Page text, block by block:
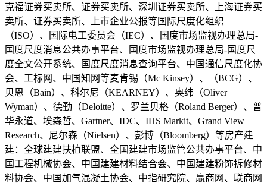
克福证券买卖所、证券买卖所、深圳证券买卖所、上海证券买
卖所、证券买卖所、上市企业公报等国际尺度化组织
（ISO）、国际电工委员会（IEC）、国度市场监视办理总局-
国度尺度消息公共办事平台、国度市场监视办理总局-国度尺
度全文公开系统、国度尺度消息查询平台、中国通信尺度化协
会、工标网、中国知网等麦肯锡（Mc Kinsey）、（BCG）、
贝恩（Bain）、科尔尼（KEARNEY）、奥纬（Oliver
Wyman）、德勤（Deloitte）、罗兰贝格（Roland Berger）、普
华永道、埃森哲、Gartner、IDC、IHS Markit、Grand View
Research、尼尔森（Nielsen）、彭博（Bloomberg）等房产建
建：全球建建扶植联盟、全国建建市场监管公共办事平台、中
国工程机械协会、中国建建材料结合会、中国建建粉饰拆修材
料协会、中国加气混凝土协会、中指研究院、赢商网、联商网